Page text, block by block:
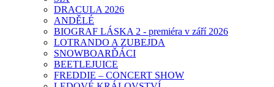
DRACULA 2026
ANDĚLÉ
BIOGRAF LÁSKA 2 - premiéra v září 2026
LOTRANDO A ZUBEJDA
SNOWBOARĎÁCI
BEETLEJUICE
FREDDIE – CONCERT SHOW